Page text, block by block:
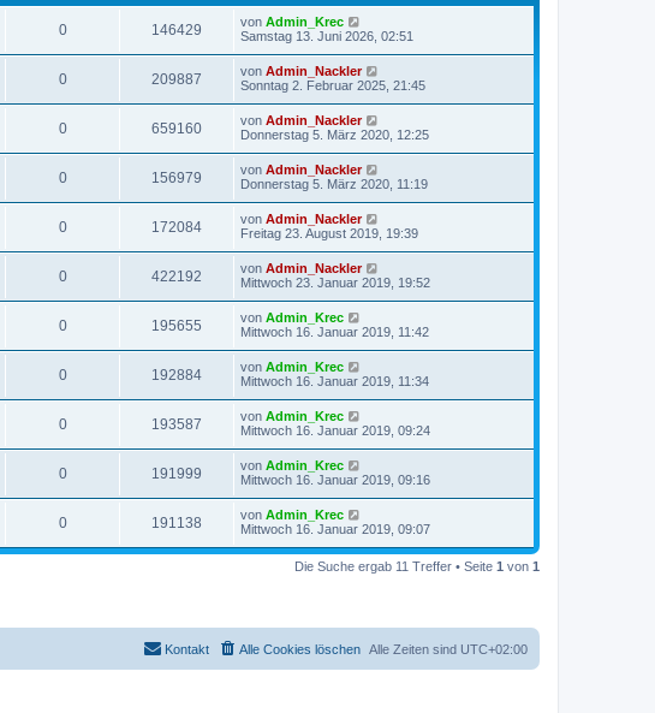
0 146429 von Admin_Krec
Samstag 13. Juni 2026, 02:51
0 209887 von Admin_Nackler
Sonntag 2. Februar 2025, 21:45
0 659160 von Admin_Nackler
Donnerstag 5. März 2020, 12:25
0 156979 von Admin_Nackler
Donnerstag 5. März 2020, 11:19
0 172084 von Admin_Nackler
Freitag 23. August 2019, 19:39
0 422192 von Admin_Nackler
Mittwoch 23. Januar 2019, 19:52
0 195655 von Admin_Krec
Mittwoch 16. Januar 2019, 11:42
0 192884 von Admin_Krec
Mittwoch 16. Januar 2019, 11:34
0 193587 von Admin_Krec
Mittwoch 16. Januar 2019, 09:24
0 191999 von Admin_Krec
Mittwoch 16. Januar 2019, 09:16
0 191138 von Admin_Krec
Mittwoch 16. Januar 2019, 09:07
Die Suche ergab 11 Treffer • Seite 1 von 1
Alle Zeiten sind UTC+02:00
Alle Cookies löschen
Kontakt